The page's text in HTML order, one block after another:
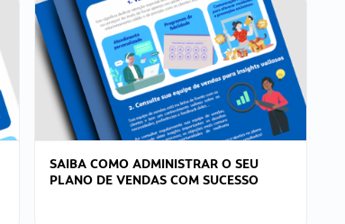
SAIBA COMO ADMINISTRAR O SEU
PLANO DE VENDAS COM SUCESSO